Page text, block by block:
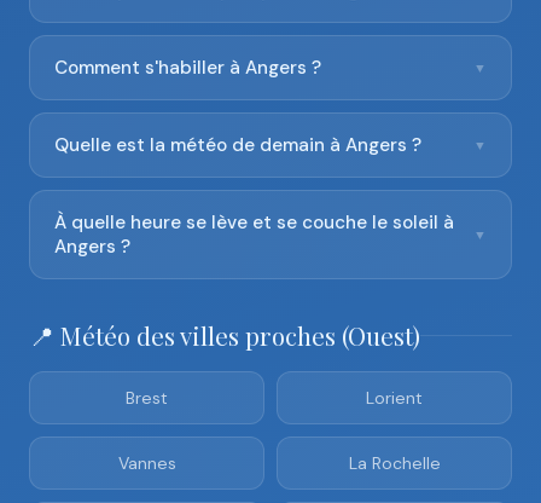
Comment s'habiller à Angers ? ▼
Quelle est la météo de demain à Angers ? ▼
À quelle heure se lève et se couche le soleil à
Angers ?
▼
📍 Météo des villes proches (Ouest)
Brest Lorient
Vannes La Rochelle